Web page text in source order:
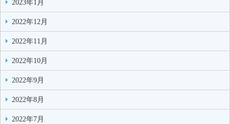
2023年1月
2022年12月
2022年11月
2022年10月
2022年9月
2022年8月
2022年7月